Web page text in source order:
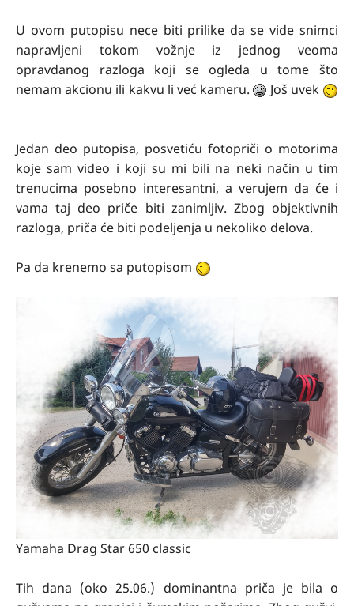
U ovom putopisu nece biti prilike da se vide snimci
napravljeni tokom vožnje iz jednog veoma
opravdanog razloga koji se ogleda u tome što
nemam akcionu ili kakvu li već kameru.
Još uvek
Jedan deo putopisa, posvetiću fotopriči o motorima
koje sam video i koji su mi bili na neki način u tim
trenucima posebno interesantni, a verujem da će i
vama taj deo priče biti zanimljiv. Zbog objektivnih
razloga, priča će biti podeljenja u nekoliko delova.
Pa da krenemo sa putopisom
Yamaha Drag Star 650 classic
Tih dana (oko 25.06.) dominantna priča je bila o